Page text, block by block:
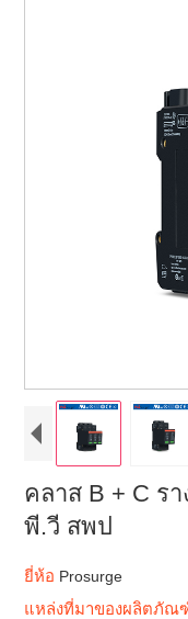
คลาส B + C ร
พี.วี สพป
ยี่ห้อ Prosurge
แหล่งที่มาของผลิตภั